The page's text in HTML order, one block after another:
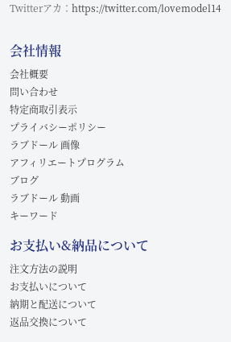
Twitterアカ： https://twitter.com/lovemodel14
会社情報
会社概要
問い合わせ
特定商取引表示
プライバシーポリシー
ラブドール 画像
アフィリエートプログラム
ブログ
ラブドール 動画
キーワード
お支払い&納品について
注文方法の説明
お支払いについて
納期と配送について
返品交換について